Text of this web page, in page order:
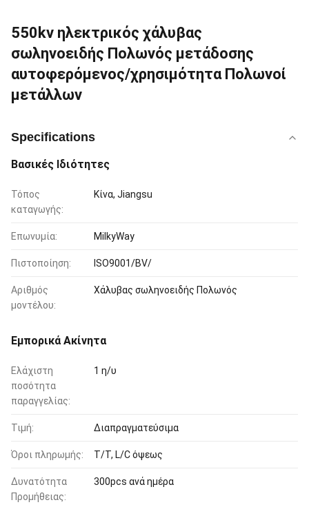
550kv ηλεκτρικός χάλυβας
σωληνοειδής Πολωνός μετάδοσης
αυτοφερόμενος/χρησιμότητα Πολωνοί
μετάλλων
Specifications
Βασικές Ιδιότητες
Τόπος
καταγωγής:
Κίνα, Jiangsu
Επωνυμία: MilkyWay
Πιστοποίηση: ISO9001/BV/
Αριθμός
μοντέλου:
Χάλυβας σωληνοειδής Πολωνός
Εμπορικά Ακίνητα
Ελάχιστη
ποσότητα
παραγγελίας:
1 η/υ
Τιμή: Διαπραγματεύσιμα
Όροι πληρωμής: T/T, L/C όψεως
Δυνατότητα
Προμήθειας:
300pcs ανά ημέρα